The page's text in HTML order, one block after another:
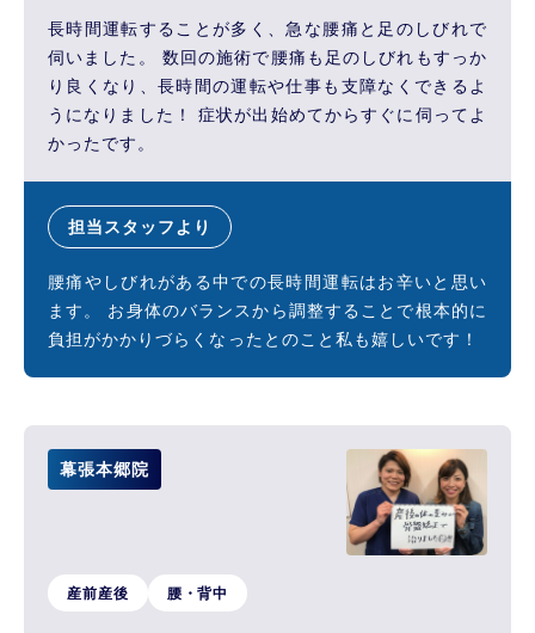
長時間運転することが多く、急な腰痛と足のしびれで
伺いました。 数回の施術で腰痛も足のしびれもすっか
り良くなり、長時間の運転や仕事も支障なくできるよ
うになりました！ 症状が出始めてからすぐに伺ってよ
かったです。
担当スタッフより
腰痛やしびれがある中での長時間運転はお辛いと思い
ます。 お身体のバランスから調整することで根本的に
負担がかかりづらくなったとのこと私も嬉しいです！
幕張本郷院
産前産後 腰・背中